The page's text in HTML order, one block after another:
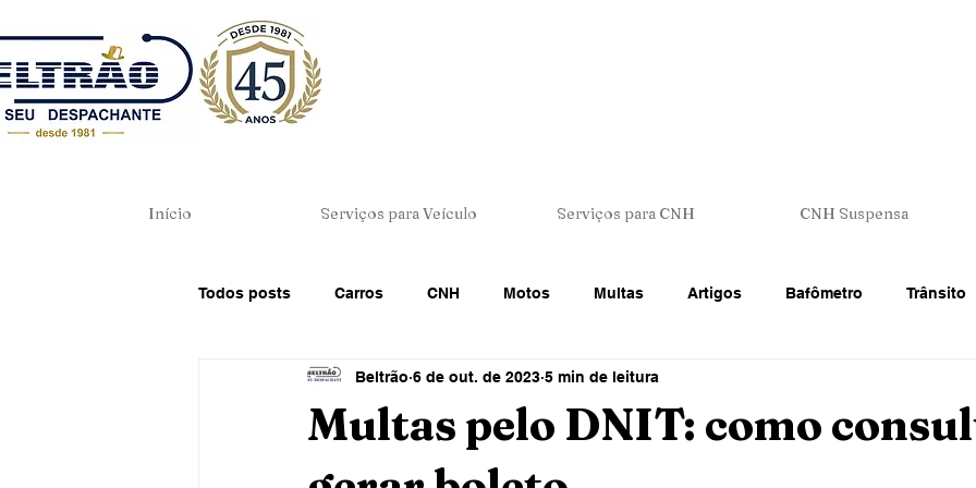
Início Serviços para Veículo Serviços para CNH CNH Suspensa
Todos posts Carros CNH Motos Multas Artigos Bafômetro Trânsito
Dicas de Direção Direito de Trânsito CNH - Carteira de Motorista
Multas pelo DNIT: como
Beltrão 6 de out. de 2023 5 min de leitura